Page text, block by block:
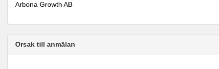
Arbona Growth AB
Orsak till anmälan